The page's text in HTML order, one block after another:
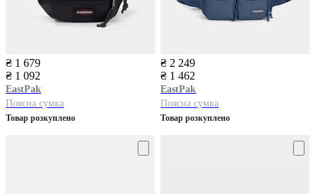
₴ 1 679
₴ 1 092
EastPak
Поясна сумка
Товар розкуплено
₴ 2 249
₴ 1 462
EastPak
Поясна сумка
Товар розкуплено